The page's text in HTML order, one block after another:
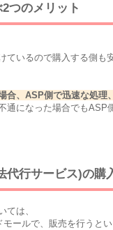
つのメリット
ているので購入する側も
合、ASP側で迅速な処理
通になった場合でもASP
代行サービス)の購
ては、
ールで、販売を行うと